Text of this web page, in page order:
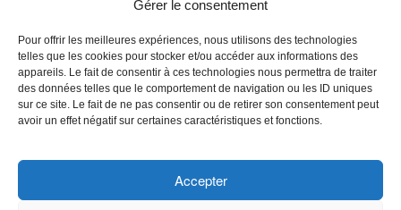
Gérer le consentement
Pour offrir les meilleures expériences, nous utilisons des technologies
telles que les cookies pour stocker et/ou accéder aux informations des
appareils. Le fait de consentir à ces technologies nous permettra de traiter
des données telles que le comportement de navigation ou les ID uniques
sur ce site. Le fait de ne pas consentir ou de retirer son consentement peut
avoir un effet négatif sur certaines caractéristiques et fonctions.
Accepter
OÙ NOUS TROUVER
Campus principal
3800, rue Sherbrooke Est
Montréal (Québec) H1X 2A2
Consultez lesheures d'ouverture
© 2026 Collège de Maisonneuve. Tous droits réservés.